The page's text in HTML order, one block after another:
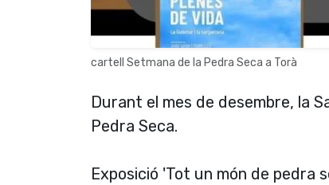
cartell Setmana de la Pedra Seca a Torà
Durant el mes de desembre, la
Pedra Seca.
Exposició 'Tot un món de pedra